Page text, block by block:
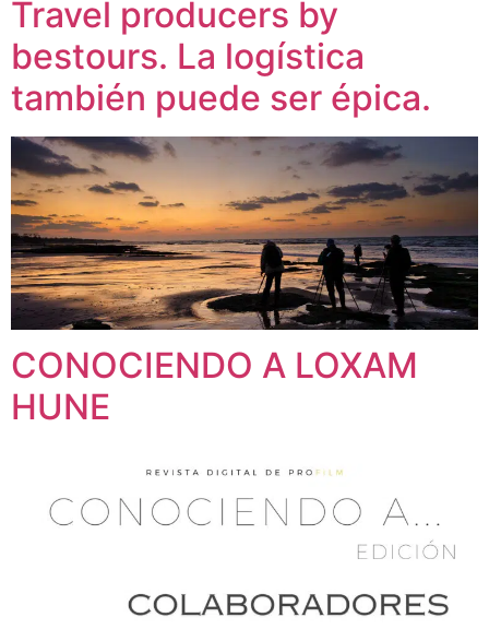
Travel producers by
bestours. La logística
también puede ser épica.
CONOCIENDO A LOXAM
HUNE